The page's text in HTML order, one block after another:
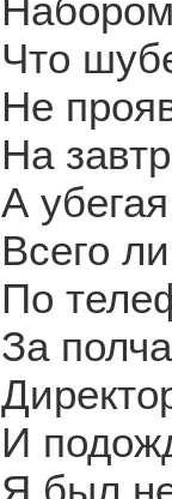
Что
Не
На
А
Всего
По
За
И